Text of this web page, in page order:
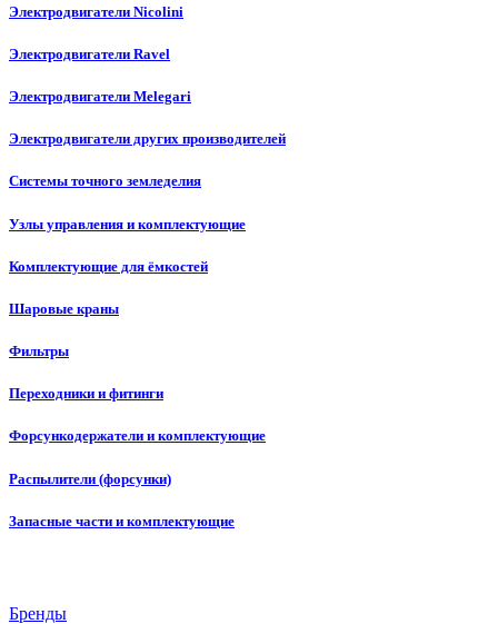
Электродвигатели Nicolini
Электродвигатели Ravel
Электродвигатели Melegari
Электродвигатели других производителей
Системы точного земледелия
Узлы управления и комплектующие
Комплектующие для ёмкостей
Шаровые краны
Фильтры
Переходники и фитинги
Форсункодержатели и комплектующие
Распылители (форсунки)
Запасные части и комплектующие
Бренды